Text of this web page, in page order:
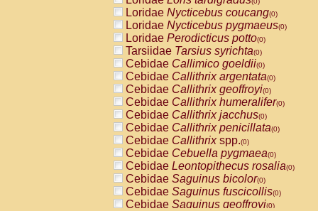
Loridae Nycticebus coucang(0)
Loridae Nycticebus pygmaeus(0)
Loridae Perodicticus potto(0)
Tarsiidae Tarsius syrichta(0)
Cebidae Callimico goeldii(0)
Cebidae Callithrix argentata(0)
Cebidae Callithrix geoffroyi(0)
Cebidae Callithrix humeralifer(0)
Cebidae Callithrix jacchus(0)
Cebidae Callithrix penicillata(0)
Cebidae Callithrixspp.(0)
Cebidae Cebuella pygmaea(0)
Cebidae Leontopithecus rosalia(0)
Cebidae Saguinus bicolor(0)
Cebidae Saguinus fuscicollis(0)
Cebidae Saguinus geoffroyi(0)